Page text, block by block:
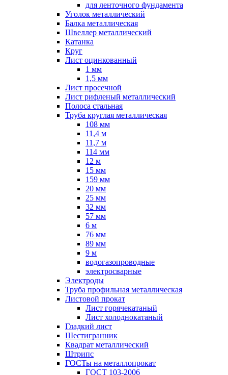
для ленточного фундамента
Уголок металлический
Балка металлическая
Швеллер металлический
Катанка
Круг
Лист оцинкованный
1 мм
1,5 мм
Лист просечной
Лист рифленый металлический
Полоса стальная
Труба круглая металлическая
108 мм
11,4 м
11,7 м
114 мм
12 м
15 мм
159 мм
20 мм
25 мм
32 мм
57 мм
6 м
76 мм
89 мм
9 м
водогазопроводные
электросварные
Электроды
Труба профильная металлическая
Листовой прокат
Лист горячекатаный
Лист холоднокатаный
Гладкий лист
Шестигранник
Квадрат металлический
Штрипс
ГОСТы на металлопрокат
ГОСТ 103-2006